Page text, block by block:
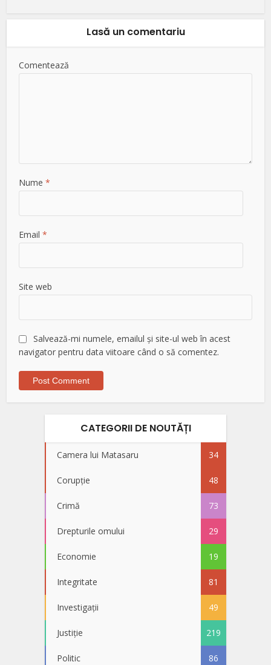
Lasă un comentariu
Comentează
Nume*
Email*
Site web
Salvează-mi numele, emailul și site-ul web în acest
navigator pentru data viitoare când o să comentez.
CATEGORII DE NOUTĂȚI
Camera lui Matasaru 34
Corupție 48
Crimă 73
Drepturile omului 29
Economie 19
Integritate 81
Investigații 49
Justiție 219
Politic 86